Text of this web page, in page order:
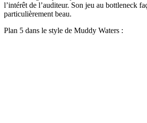
l’intérêt de l’auditeur. Son jeu au bottleneck
particulièrement beau.
Plan 5 dans le style de Muddy Waters :